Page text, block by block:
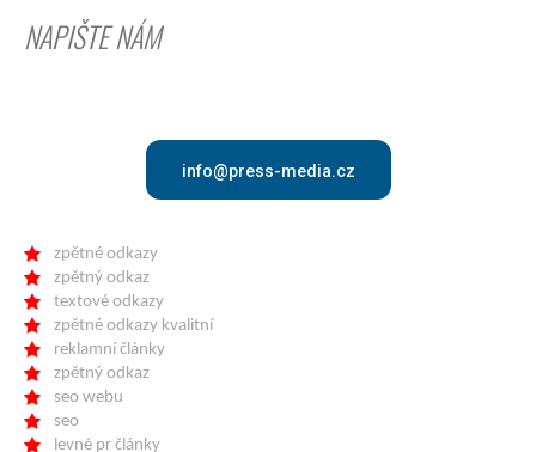
NAPIŠTE NÁM
info@press-media.cz
zpětné odkazy
zpětný odkaz
textové odkazy
zpětné odkazy kvalitní
reklamní články
zpětný odkaz
seo webu
seo
levné pr články